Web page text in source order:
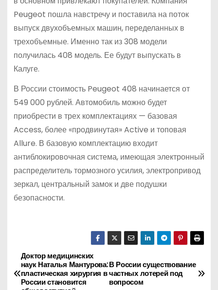
Peugeot пошла навстречу и поставила на поток
выпуск двухобъемных машин, переделанных в
трехобъемные. Именно так из 308 модели
получилась 408 модель. Ее будут выпускать в
Калуге.
В России стоимость Peugeot 408 начинается от
549 000 рублей. Автомобиль можно будет
приобрести в трех комплектациях — базовая
Access, более «продвинутая» Active и топовая
Allure. В базовую комплектацию входит
антиблокировочная система, имеющая электронный
распределитель тормозного усилия, электропривод
зеркал, центральный замок и две подушки
безопасности.
Н
а
В России существование
частных лотерей под
вопросом
Доктор медицинских
наук Наталья Мантурова:
пластическая хирургия в
России становится